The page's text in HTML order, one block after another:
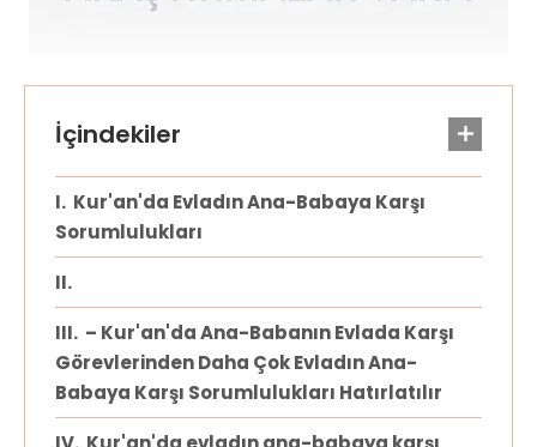
Kur'an'da Evladın Ana-Babaya Karşı
Sorumlulukları
– Kur'an'da Ana-Babanın Evlada Karşı
Görevlerinden Daha Çok Evladın Ana-
Babaya Karşı Sorumlulukları Hatırlatılır